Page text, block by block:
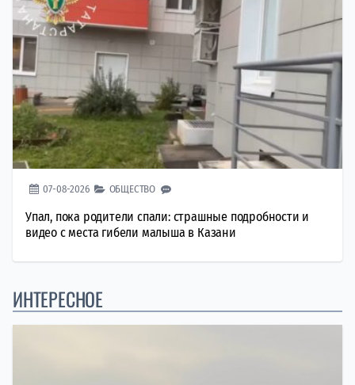
07-08-2026 ОБЩЕСТВО
Упал, пока родители спали: страшные подробности и
видео с места гибели малыша в Казани
ИНТЕРЕСНОЕ